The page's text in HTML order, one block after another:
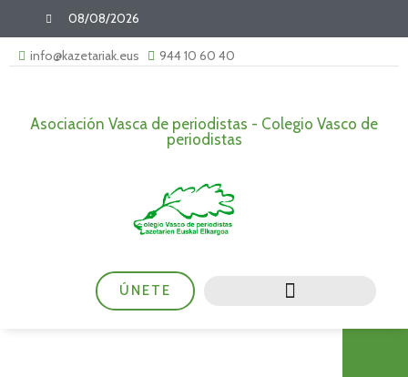
08/08/2026
info@kazetariak.eus 944 10 60 40
Asociación Vasca de periodistas - Colegio Vasco de
periodistas
ÚNETE